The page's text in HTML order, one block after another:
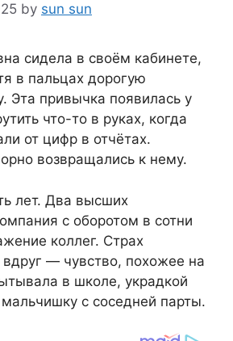
by sun sun
сидела в своём кабинете,
в пальцах дорогую
Эта привычка появилась у
что-то в руках, когда
от цифр в отчётах.
возвращались к нему.
лет. Два высших
с оборотом в сотни
коллег. Страх
вдруг — чувство, похожее на
в школе, украдкой
с соседней парты.